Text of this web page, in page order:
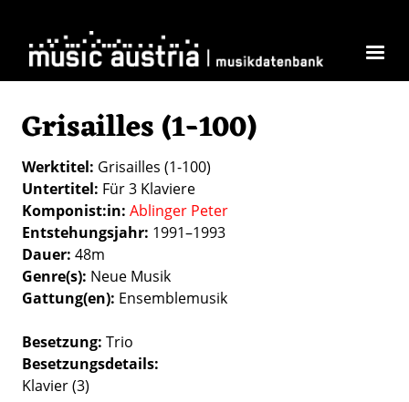
Grisailles (1-100)
Werktitel Grisailles (1-100)
Untertitel Für 3 Klaviere
Komponist:in Ablinger Peter
Entstehungsjahr 1991–1993
Dauer 48m
Genre(s) Neue Musik
Gattung(en) Ensemblemusik
Besetzung Trio
Besetzungsdetails
Klavier (3)